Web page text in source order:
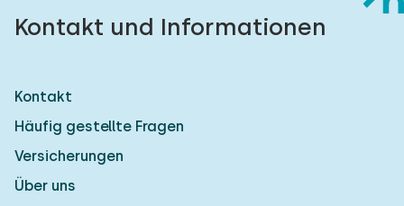
Kontakt und Informationen
Kontakt
Häufig gestellte Fragen
Versicherungen
Über uns